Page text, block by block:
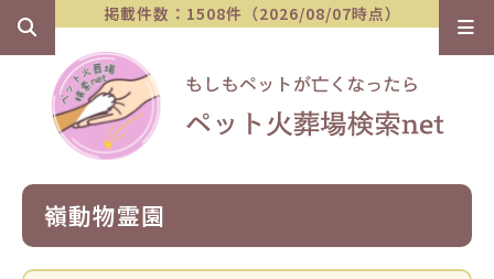
掲載件数：1508件（2026/08/07時点）
嶺動物霊園